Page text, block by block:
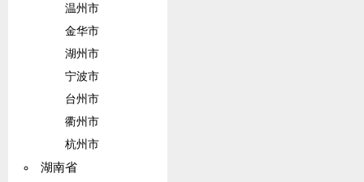
温州市
金华市
湖州市
宁波市
台州市
衢州市
杭州市
湖南省